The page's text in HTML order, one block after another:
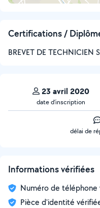
Certifications /
BREVET DE TECHNICIEN
23 avril 2020
date d’inscription
délai de
Informations vérifiées
Numéro de téléphone
Pièce d'identité